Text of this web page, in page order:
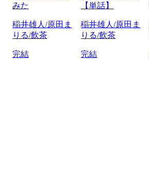
みた
稲井雄人/原田ま
りる/飲茶
完結
【単話】
稲井雄人/原田ま
りる/飲茶
完結